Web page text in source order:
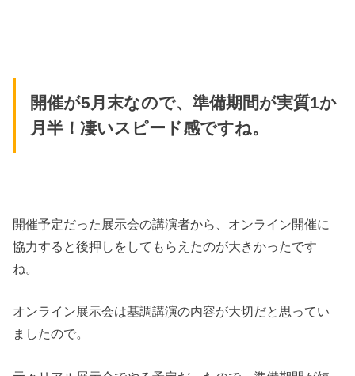
開催が5月末なので、準備期間が実質1か
月半！凄いスピード感ですね。
開催予定だった展示会の講演者から、オンライン開催に
協力すると後押しをしてもらえたのが大きかったです
ね。
オンライン展示会は基調講演の内容が大切だと思ってい
ましたので。